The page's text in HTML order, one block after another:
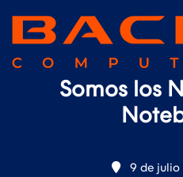
Somos los
9 de julio